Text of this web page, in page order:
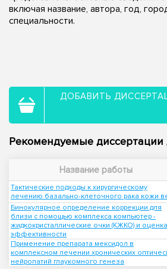
включая название, автора, год,
специальности.
ДОБАВИТЬ
Рекомендуемые диссертации
Название работы
Тактические подходы к хирургическому
лечению базально-клеточного рака кожи
Бинокулярное определение коррекции для
близи с помощью комплекса компьютер -
жидкокристаллические очки (КЖКО) и
эффективности
Применение препарата мексидол в
комплексном лечении хронических
нейропатий глаукомного генеза